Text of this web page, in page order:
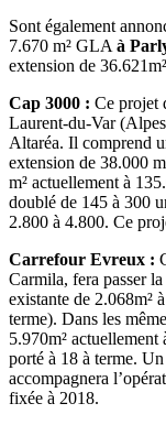
Sont également
7.670 m² GLA à
extension de
Cap 3000 : Ce projet
Laurent-du-Var
Altaréa. Il comprend
extension de 38.000
m² actuellement à
doublé de 145 à 300
2.800 à 4.800. Ce
Carrefour Evreux :
Carmila, fera passer
existante de 2.068m²
terme). Dans les
5.970m² actuellement
porté à 18 à terme.
accompagnera
fixée à 2018.